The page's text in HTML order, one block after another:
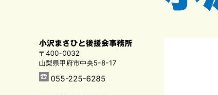
小沢まさひと後援会事務所
〒400-0032
山梨県甲府市中央5-8-17
055-225-6285